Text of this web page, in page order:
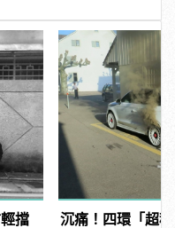
擋
沉痛！四環「超